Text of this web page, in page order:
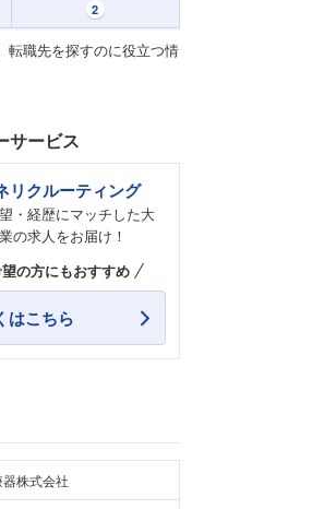
2
転職先を探すのに役立つ情
サービス
リクルーティング
・経歴にマッチした大
の求人をお届け！
の方にもおすすめ
はこちら
株式会社